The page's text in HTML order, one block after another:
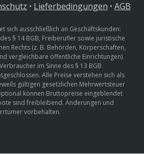
• Lieferbedingungen • AGB
sich ausschließlich an Geschäftskunden:
§ 14 BGB, Freiberufler sowie juristische
Rechts (z. B. Behörden, Körperschaften,
vergleichbare öffentliche Einrichtungen).
im Sinne des § 13 BGB
Alle Preise verstehen sich als
gültigen gesetzlichen Mehrwertsteuer
können Bruttopreise eingeblendet
sind freibleibend. Änderungen und
vorbehalten.